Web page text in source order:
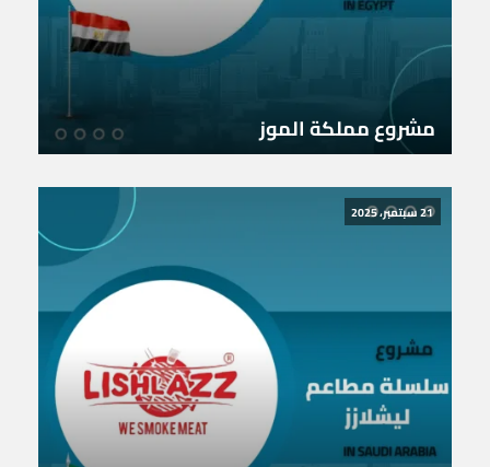
مشروع مملكة الموز
21 سبتمبر، 2025